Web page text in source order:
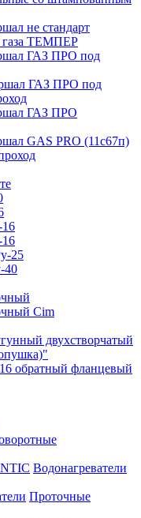
не стандарт
газа ТЕМПЕР
ГАЗ ПРО под
ГАЗ ПРО под
ГАЗ ПРО
GAS PRO (11с67п)
25
40
Cim
двухстворчатый
обратный фланцевый
Водонагреватели
Проточные